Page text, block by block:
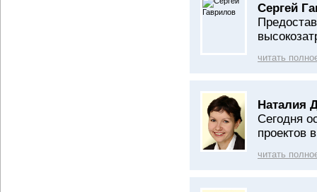
Сергей
читать
Наталия
Сегодня
проектов
читать